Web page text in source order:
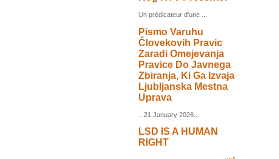
Un prédicateur d'une ...
Pismo Varuhu
Človekovih Pravic
Zaradi Omejevanja
Pravice Do Javnega
Zbiranja, Ki Ga Izvaja
Ljubljanska Mestna
Uprava
...21 January 2026...
LSD IS A HUMAN
RIGHT